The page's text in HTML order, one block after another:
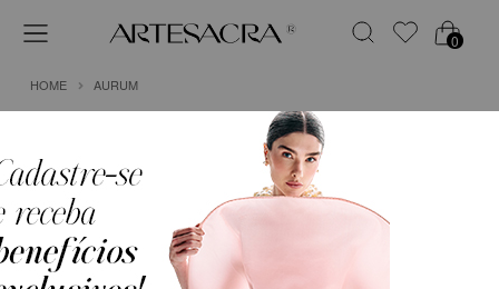
0
HOME AURUM